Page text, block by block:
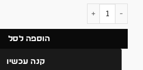
כמות של שקף A3 למדפסת Grando A
הוספה לסל
קנה עכשיו